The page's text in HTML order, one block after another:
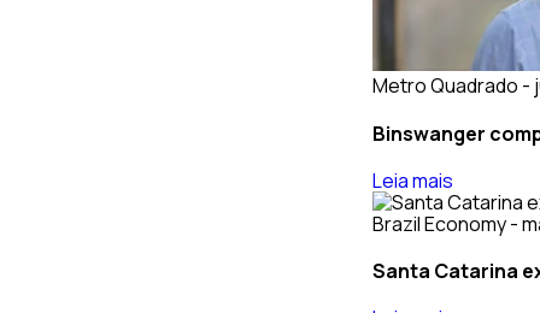
Metro Quadrado -
Binswanger
Leia mais
Brazil Economy -
Santa Catarina